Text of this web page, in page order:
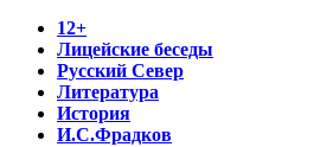
12+
Лицейские беседы
Русский Север
Литература
История
И.С.Фрадков